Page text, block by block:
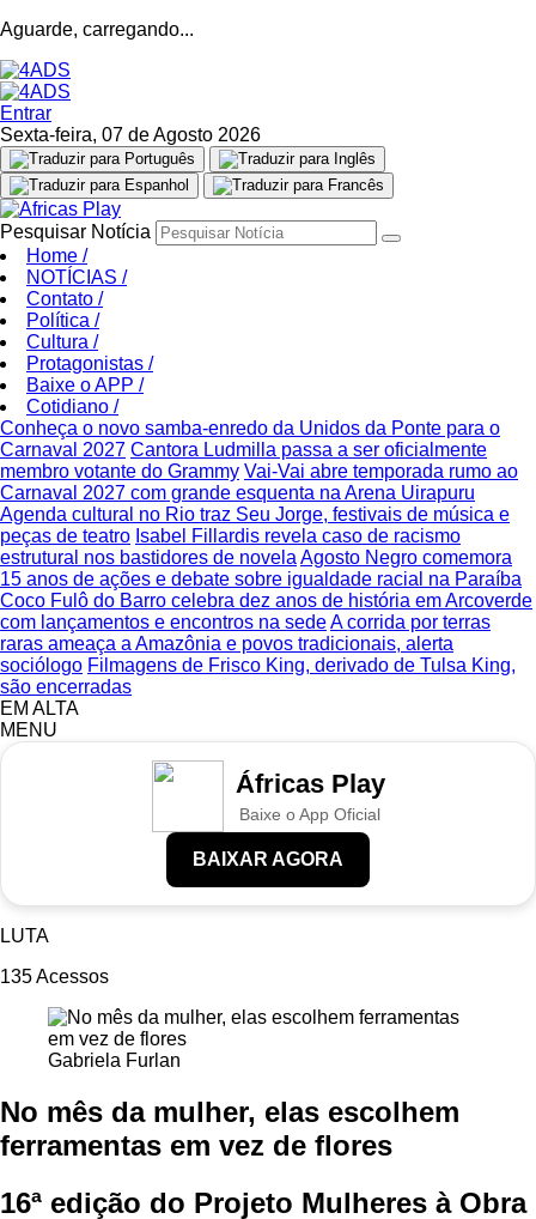
Aguarde, carregando...
Entrar
Sexta-feira, 07 de Agosto 2026
Pesquisar Notícia
Home /
NOTÍCIAS /
Contato /
Política /
Cultura /
Protagonistas /
Baixe o APP /
Cotidiano /
Conheça o novo samba-enredo da Unidos da Ponte para o
Carnaval 2027 Cantora Ludmilla passa a ser oficialmente
membro votante do Grammy Vai-Vai abre temporada rumo ao
Carnaval 2027 com grande esquenta na Arena Uirapuru
Agenda cultural no Rio traz Seu Jorge, festivais de música e
peças de teatro Isabel Fillardis revela caso de racismo
estrutural nos bastidores de novela Agosto Negro comemora
15 anos de ações e debate sobre igualdade racial na Paraíba
Coco Fulô do Barro celebra dez anos de história em Arcoverde
com lançamentos e encontros na sedeA corrida por terras
raras ameaça a Amazônia e povos tradicionais, alerta
sociólogo Filmagens de Frisco King, derivado de Tulsa King,
são encerradas
EM ALTA
MENU
Áfricas Play
Baixe o App Oficial
BAIXAR AGORA
LUTA
135Acessos
Gabriela Furlan
No mês da mulher, elas escolhem
ferramentas em vez de flores
16ª edição do Projeto Mulheres à Obra